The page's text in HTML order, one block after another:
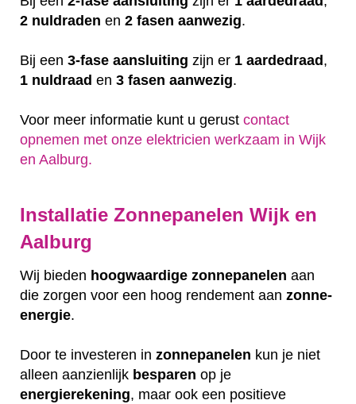
2 nuldraden en 2 fasen aanwezig.
Bij een 3-fase aansluiting zijn er 1 aardedraad,
1 nuldraad en 3 fasen aanwezig.
Voor meer informatie kunt u gerust contact
opnemen met onze elektricien werkzaam in Wijk
en Aalburg.
Installatie Zonnepanelen Wijk en
Aalburg
Wij bieden hoogwaardige zonnepanelen aan
die zorgen voor een hoog rendement aan zonne-
energie.
Door te investeren in zonnepanelen kun je niet
alleen aanzienlijk besparen op je
energierekening, maar ook een positieve